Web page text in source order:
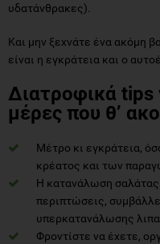
υδατάνθρακες).
Και μην ξεχνάτε ένα ακόμη
είναι η εγκράτεια και ο
Διατροφικά tips
μέρες που θ’
Μέτρο κι εγκράτεια,
κρέατος και των
Η κατανάλωση
περιπτώσεις,
υπερκατανάλωσης
Φροντίστε να έχετε,